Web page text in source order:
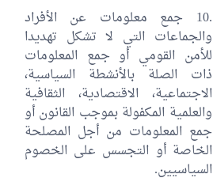
.10 جمع معلومات عن الأفراد
والجماعات التي لا تشكل تهديدا
للأمن القومي أو جمع المعلومات
ذات الصلة بالأنشطة السياسية،
الاجتماعية، الاقتصادية، الثقافية
والعلمية المكفولة بموجب القانون أو
جمع المعلومات من أجل المصلحة
الخاصة أو التجسس على الخصوم
السياسيين.